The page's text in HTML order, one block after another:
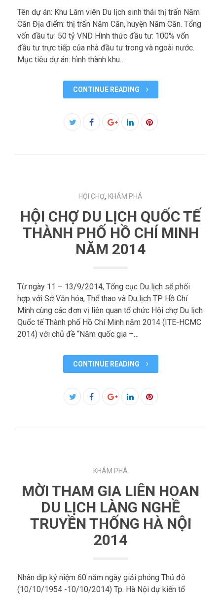
Tên dự án: Khu Lâm viên Du lịch sinh thái thị trấn Năm
Căn Địa điểm: thị trấn Năm Căn, huyện Năm Căn. Tổng
vốn đầu tư: 50 tỷ VND Hình thức đầu tư: 100% vốn
đầu tư trực tiếp của nhà đầu tư trong và ngoài nước.
Mục tiêu dự án: hình thành khu…
CONTINUE READING
Facebook
HỘI CHỢ, KHÁM PHÁ
HỘI CHỢ DU LỊCH QUỐC TẾ
THÀNH PHỐ HỒ CHÍ MINH
NĂM 2014
Từ ngày 11 – 13/9/2014, Tổng cục Du lịch sẽ phối
hợp với Sở Văn hóa, Thể thao và Du lịch TP. Hồ Chí
Minh cùng các đơn vị liên quan tổ chức Hội chợ Du lịch
Quốc tế Thành phố Hồ Chí Minh năm 2014 (ITE-HCMC
2014) với chủ đề “Năm quốc gia –…
CONTINUE READING
Facebook
KHÁM PHÁ
MỜI THAM GIA LIÊN HOAN
DU LỊCH LÀNG NGHỀ
TRUYỀN THỐNG HÀ NỘI
2014
Nhân dịp kỷ niệm 60 năm ngày giải phóng Thủ đô
(10/10/1954 -10/10/2014) Tp. Hà Nội dự kiến tổ